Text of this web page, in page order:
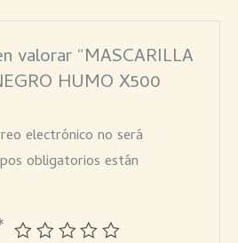
valorar “MASCARILLA
HUMO X500
electrónico no será
obligatorios están